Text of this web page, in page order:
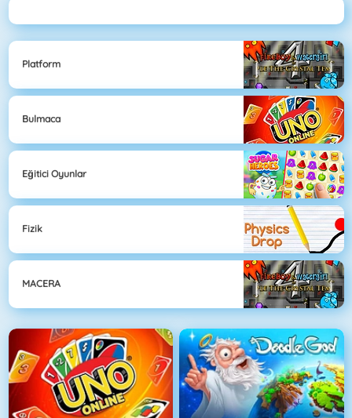
Platform
Bulmaca
Eğitici Oyunlar
Fizik
MACERA